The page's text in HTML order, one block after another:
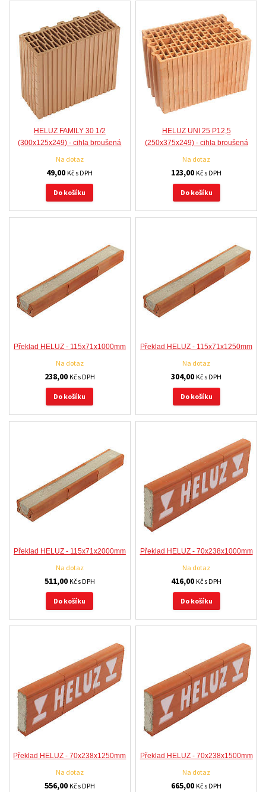
HELUZ FAMILY 30 1/2
(300x125x249) - cihla broušená
Na dotaz
49,00Kč s DPH
Do košíku
HELUZ UNI 25 P12,5
(250x375x249) - cihla broušená
Na dotaz
123,00Kč s DPH
Do košíku
Překlad HELUZ - 115x71x1000mm
Na dotaz
238,00 Kč s DPH
Do košíku
Překlad HELUZ - 115x71x1250mm
Na dotaz
304,00Kč s DPH
Do košíku
Překlad HELUZ - 115x71x2000mm
Na dotaz
511,00 Kč s DPH
Do košíku
Překlad HELUZ - 70x238x1000mm
Na dotaz
416,00Kč s DPH
Do košíku
Překlad HELUZ - 70x238x1250mm
Na dotaz
556,00 Kč s DPH
Překlad HELUZ - 70x238x1500mm
Na dotaz
665,00Kč s DPH